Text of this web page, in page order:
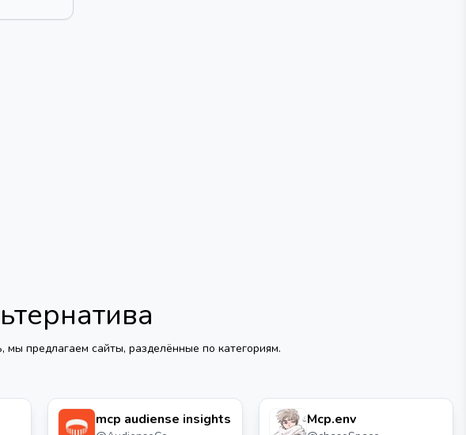
предлагаем сайты, разделённые по категориям.
mcp audiense insights Mcp.env